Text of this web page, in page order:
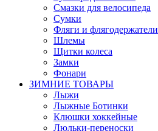
Смазки для велосипеда
Сумки
Фляги и флягодержатели
Шлемы
Щитки колеса
Замки
Фонари
ЗИМНИЕ ТОВАРЫ
Лыжи
Лыжные Ботинки
Клюшки хоккейные
Люльки-переноски